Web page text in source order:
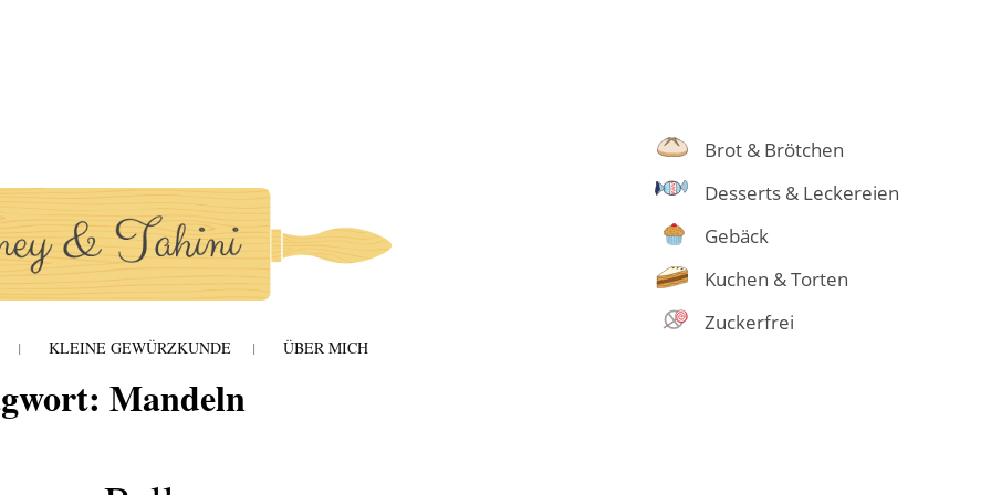
KLEINE GEWÜRZKUNDE ÜBER MICH
Mandeln
Brot & Brötchen
Desserts & Leckereien
Gebäck
Kuchen & Torten
Zuckerfrei